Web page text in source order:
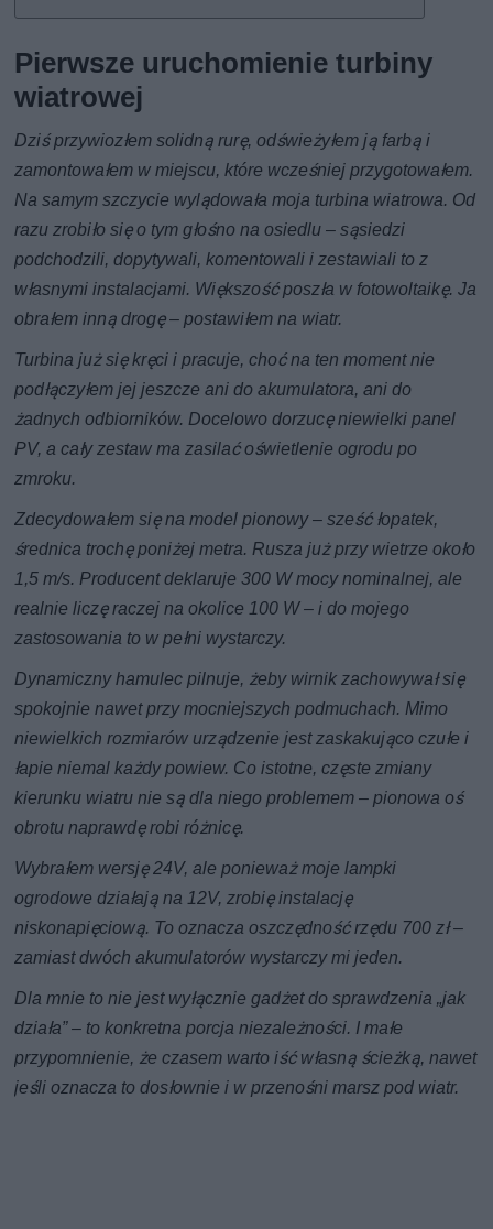
Pierwsze uruchomienie turbiny
wiatrowej
Dziś przywiozłem solidną rurę, odświeżyłem ją farbą i
zamontowałem w miejscu, które wcześniej przygotowałem.
Na samym szczycie wylądowała moja turbina wiatrowa. Od
razu zrobiło się o tym głośno na osiedlu – sąsiedzi
podchodzili, dopytywali, komentowali i zestawiali to z
własnymi instalacjami. Większość poszła w fotowoltaikę. Ja
obrałem inną drogę – postawiłem na wiatr.
Turbina już się kręci i pracuje, choć na ten moment nie
podłączyłem jej jeszcze ani do akumulatora, ani do
żadnych odbiorników. Docelowo dorzucę niewielki panel
PV, a cały zestaw ma zasilać oświetlenie ogrodu po
zmroku.
Zdecydowałem się na model pionowy – sześć łopatek,
średnica trochę poniżej metra. Rusza już przy wietrze około
1,5 m/s. Producent deklaruje 300 W mocy nominalnej, ale
realnie liczę raczej na okolice 100 W – i do mojego
zastosowania to w pełni wystarczy.
Dynamiczny hamulec pilnuje, żeby wirnik zachowywał się
spokojnie nawet przy mocniejszych podmuchach. Mimo
niewielkich rozmiarów urządzenie jest zaskakująco czułe i
łapie niemal każdy powiew. Co istotne, częste zmiany
kierunku wiatru nie są dla niego problemem – pionowa oś
obrotu naprawdę robi różnicę.
Wybrałem wersję 24V, ale ponieważ moje lampki
ogrodowe działają na 12V, zrobię instalację
niskonapięciową. To oznacza oszczędność rzędu 700 zł –
zamiast dwóch akumulatorów wystarczy mi jeden.
Dla mnie to nie jest wyłącznie gadżet do sprawdzenia „jak
działa” – to konkretna porcja niezależności. I małe
przypomnienie, że czasem warto iść własną ścieżką, nawet
jeśli oznacza to dosłownie i w przenośni marsz pod wiatr.